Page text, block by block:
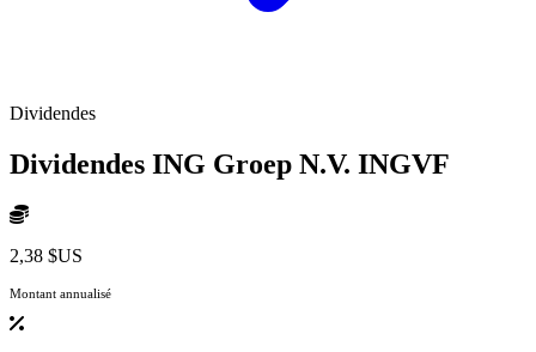
Dividendes
Dividendes ING Groep N.V. INGVF
2,38 $US
Montant annualisé